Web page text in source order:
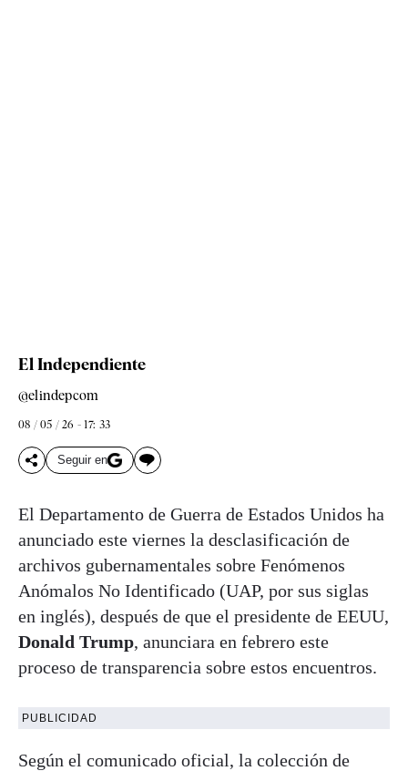
El Independiente
@elindepcom
08 / 05 / 26 - 17: 33
Seguir en
El Departamento de Guerra de Estados Unidos ha
anunciado este viernes la desclasificación de
archivos gubernamentales sobre Fenómenos
Anómalos No Identificado (UAP, por sus siglas
en inglés), después de que el presidente de EEUU,
Donald Trump, anunciara en febrero este
proceso de transparencia sobre estos encuentros.
PUBLICIDAD
Según el comunicado oficial, la colección de